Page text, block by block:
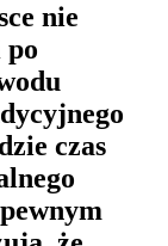
nie
czas